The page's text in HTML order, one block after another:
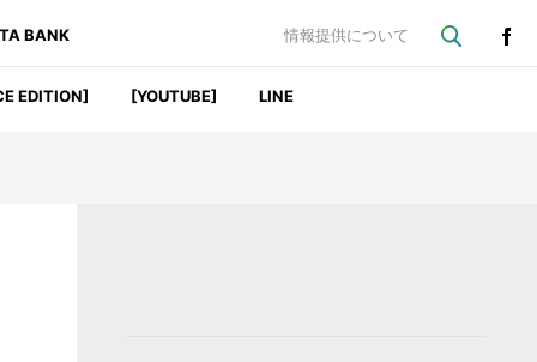
BANK 情報提供について
EDITION] [YOUTUBE] LINE